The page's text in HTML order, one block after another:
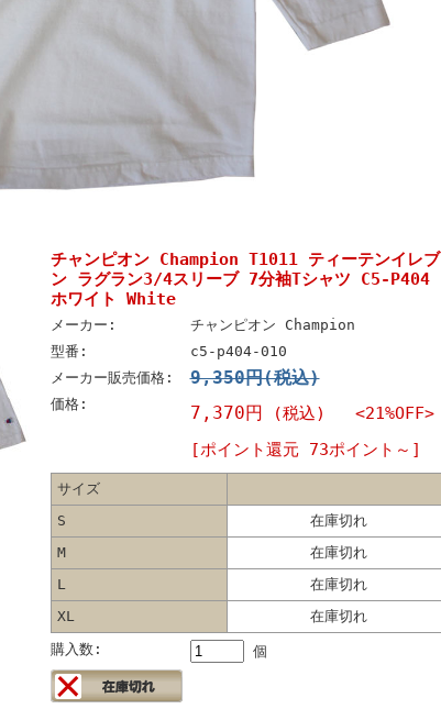
チャンピオン Champion T1011 ティーテンイレブ
ン ラグラン3/4スリーブ 7分袖Tシャツ C5-P404
ホワイト White
メーカー:
チャンピオン Champion
型番:
c5-p404-010
メーカー販売価格:
9,350円(税込)
価格: 7,370円 (税込) <21%OFF>
[ポイント還元 73ポイント～]
サイズ
S
在庫切れ
M
在庫切れ
L
在庫切れ
XL
在庫切れ
購入数:
個